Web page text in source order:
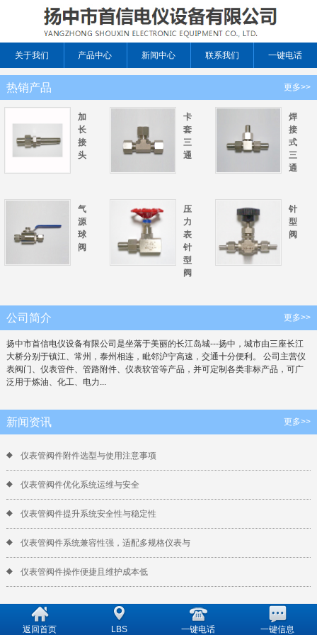
关于我们 产品中心 新闻中心 联系我们 一键电话
热销产品 更多>>
加
长
接
头
卡
套
三
通
焊
接
式
三
通
气
源
球
阀
压
力
表
针
型
阀
针
型
阀
公司简介 更多>>
扬中市首信电仪设备有限公司是坐落于美丽的长江岛城---扬中，城市由三座长江
大桥分别于镇江、常州，泰州相连，毗邻沪宁高速，交通十分便利。 公司主营仪
表阀门、仪表管件、管路附件、仪表软管等产品，并可定制各类非标产品，可广
泛用于炼油、化工、电力...
新闻资讯 更多>>
仪表管阀件附件选型与使用注意事项
仪表管阀件优化系统运维与安全
仪表管阀件提升系统安全性与稳定性
仪表管阀件系统兼容性强，适配多规格仪表与
仪表管阀件操作便捷且维护成本低
返回首页 LBS 一键电话 一键信息